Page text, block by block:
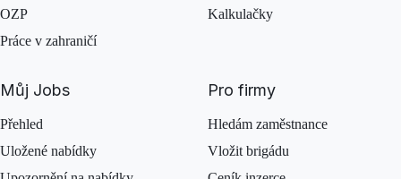
OZP
Práce v zahraničí
Kalkulačky
Můj Jobs
Přehled
Uložené nabídky
Pro firmy
Hledám zaměstnance
Vložit brigádu